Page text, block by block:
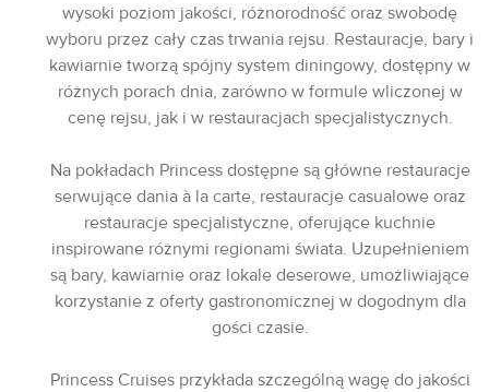
wysoki poziom jakości, różnorodność oraz swobodę
wyboru przez cały czas trwania rejsu. Restauracje, bary i
kawiarnie tworzą spójny system diningowy, dostępny w
różnych porach dnia, zarówno w formule wliczonej w
cenę rejsu, jak i w restauracjach specjalistycznych.
Na pokładach Princess dostępne są główne restauracje
serwujące dania à la carte, restauracje casualowe oraz
restauracje specjalistyczne, oferujące kuchnie
inspirowane różnymi regionami świata. Uzupełnieniem
są bary, kawiarnie oraz lokale deserowe, umożliwiające
korzystanie z oferty gastronomicznej w dogodnym dla
gości czasie.
Princess Cruises przykłada szczególną wagę do jakości